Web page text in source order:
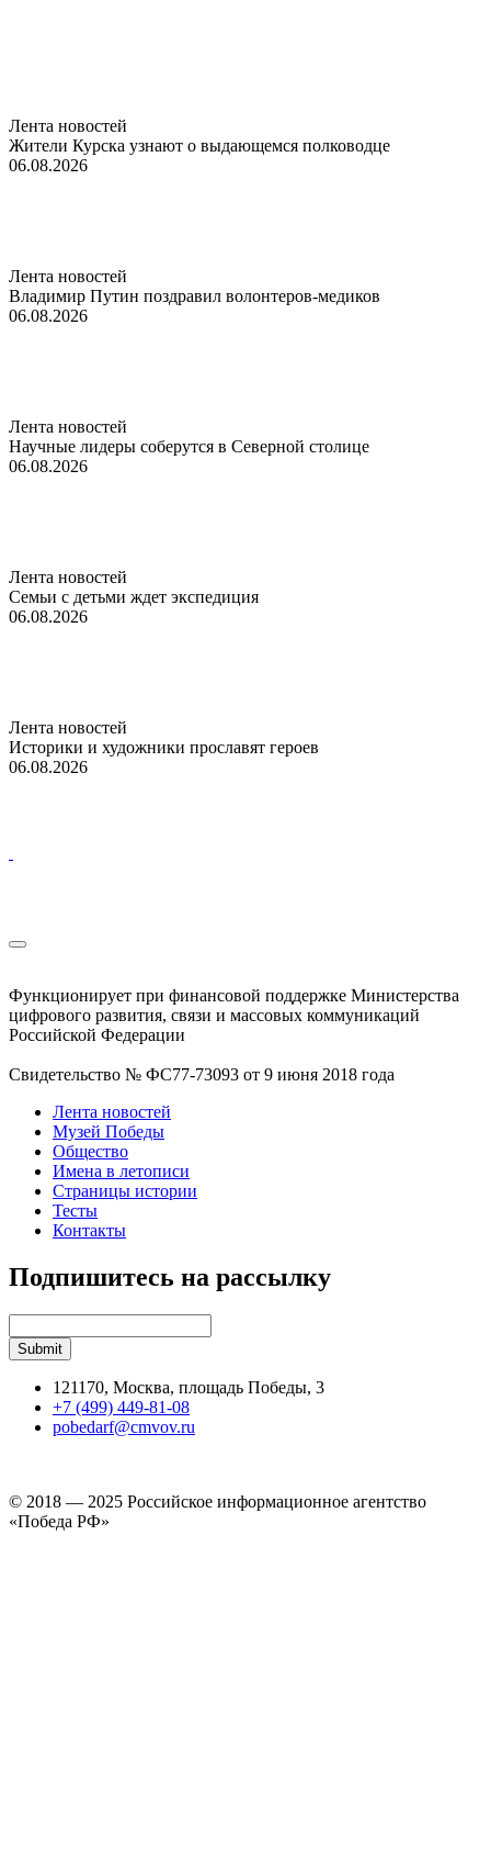
Лента новостей
Жители Курска узнают о выдающемся полководце
06.08.2026
Лента новостей
Владимир Путин поздравил волонтеров-медиков
06.08.2026
Лента новостей
Научные лидеры соберутся в Северной столице
06.08.2026
Лента новостей
Семьи с детьми ждет экспедиция
06.08.2026
Лента новостей
Историки и художники прославят героев
06.08.2026
Функционирует при финансовой поддержке Министерства
цифрового развития, связи и массовых коммуникаций
Российской Федерации
Свидетельство № ФС77-73093 от 9 июня 2018 года
Лента новостей
Музей Победы
Общество
Имена в летописи
Страницы истории
Тесты
Контакты
Подпишитесь на рассылку
121170, Москва, площадь Победы, 3
+7 (499) 449-81-08
pobedarf@cmvov.ru
© 2018 — 2025 Российское информационное агентство
«Победа РФ»